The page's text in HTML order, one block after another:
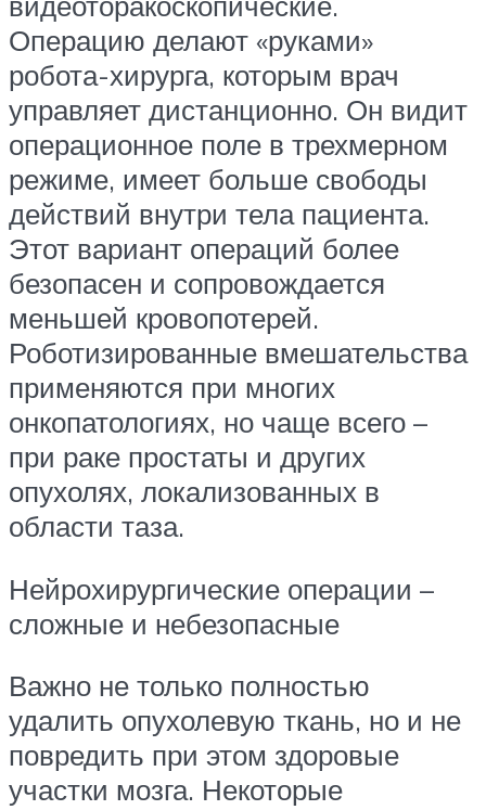
Операцию делают «руками»
робота-хирурга, которым врач
управляет дистанционно. Он видит
операционное поле в трехмерном
режиме, имеет больше свободы
действий внутри тела пациента.
Этот вариант операций более
безопасен и сопровождается
меньшей кровопотерей.
Роботизированные вмешательства
применяются при многих
онкопатологиях, но чаще всего –
при раке простаты и других
опухолях, локализованных в
области таза.
Нейрохирургические операции –
сложные и небезопасные
Важно не только полностью
удалить опухолевую ткань, но и не
повредить при этом здоровые
участки мозга. Некоторые